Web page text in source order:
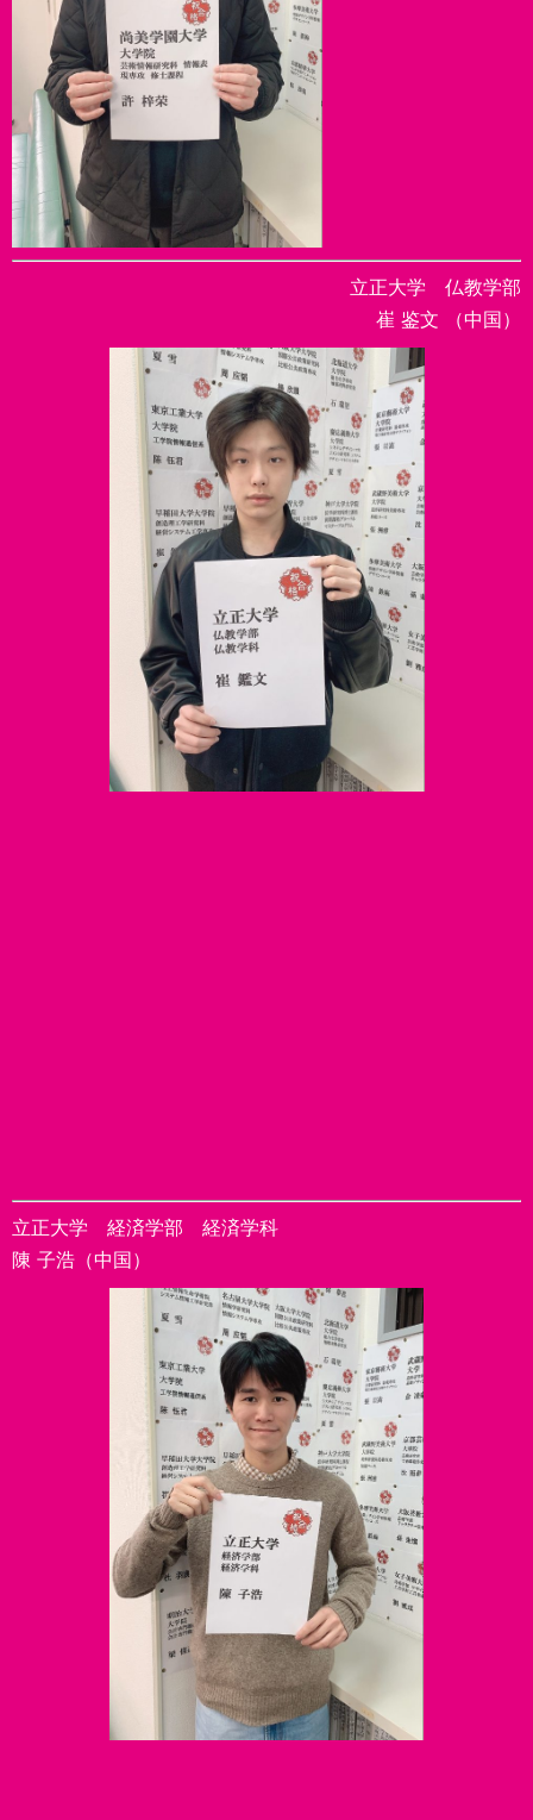
立正大学 仏教学部
崔 鉴文 （中国）
立正大学 経済学部 経済学科
陳 子浩（中国）